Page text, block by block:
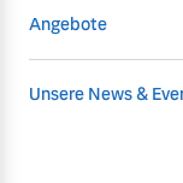
Angebote
Unsere News &